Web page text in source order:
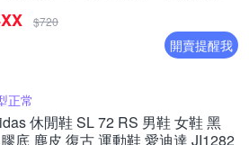
$720
開賣提醒我
正常
休閒鞋 SL 72 RS 男鞋 女鞋 黑
底 麂皮 復古 運動鞋 愛迪達 JI1282